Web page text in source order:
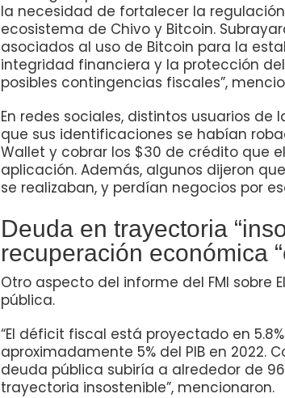
la necesidad de fortalecer la
ecosistema de Chivo y Bitcoin.
asociados al uso de Bitcoin para la
integridad financiera y la protección
posibles contingencias fiscales”,
En redes sociales, distintos usuarios de
que sus identificaciones se habían
Wallet y cobrar los $30 de crédito que
aplicación. Además, algunos dijeron
se realizaban, y perdían negocios por
Deuda en trayectoria
recuperación económica
Otro aspecto del informe del FMI sobre
pública.
“El déficit fiscal está proyectado en 5.8%
aproximadamente 5% del PIB en 2022.
deuda pública subiría a alrededor de
trayectoria insostenible”, mencionaron.